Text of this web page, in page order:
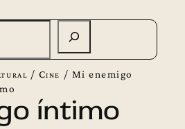
/ Cine / Mi enemigo
íntimo